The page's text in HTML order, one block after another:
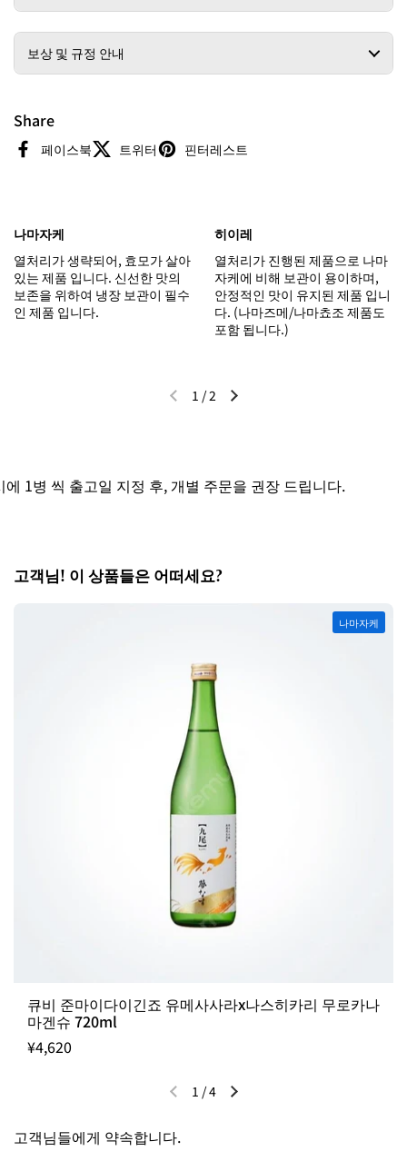
보상 및 규정 안내
Share
페이스북 트위터 핀터레스트
나마자케
열처리가 생략되어, 효모가 살아
있는 제품 입니다. 신선한 맛의
보존을 위하여 냉장 보관이 필수
인 제품 입니다.
히이레
열처리가 진행된 제품으로 나마
자케에 비해 보관이 용이하며,
안정적인 맛이 유지된 제품 입니
다. (나마즈메/나마쵸조 제품도
포함 됩니다.)
이전 슬라이드다음 슬라이드
1 /2
1병 씩 출고일 지정 후, 개별 주문을 권장 드립니다.
고객님! 이 상품들은 어떠세요?
큐비 준마이다이긴죠 유메사사라x나스히카리 무로카나
마겐슈 720ml
¥4,620
나마자케
이전 슬라이드다음 슬라이드
1 /4
고객님들에게 약속합니다.